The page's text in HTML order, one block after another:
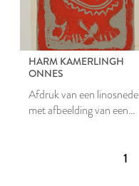
HARM KAMERLINGH
ONNES
Afdruk van een linosnede
met afbeelding van een
1